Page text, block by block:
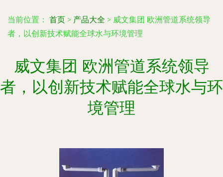
当前位置： 首页 > 产品大全 > 威文集团 欧洲管道系统领导
者，以创新技术赋能全球水与环境管理
威文集团 欧洲管道系统领导
者，以创新技术赋能全球水与环
境管理